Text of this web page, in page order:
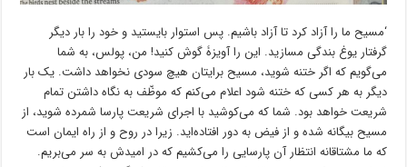
‘مسیح ما را آزاد کرد تا آزاد باشیم. پس استوار بایستید و خود را بار دیگر
گرفتار یوغ بندگی مسازید. این را آویزۀ گوش کنید! من، پولس، به شما
می‌گویم که اگر ختنه شوید، مسیح برایتان هیچ سودی نخواهد داشت. یک بار
دیگر به هر کسی که ختنه شود اعلام می‌کنم که موظّف به نگاه داشتن تمام
شریعت خواهد بود. شما که می‌کوشید با اجرای شریعت پارسا شمرده شوید، از
مسیح بیگانه شده و از فیض به دور افتاده‌اید. زیرا در روح و از راه ایمان است
که ما مشتاقانه انتظار آن پارسایی را می‌کشیم که در امیدش به سر می‌بریم.